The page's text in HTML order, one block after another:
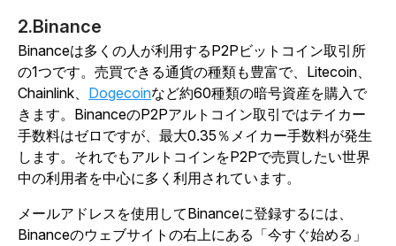
2.Binance
Binanceは多くの人が利用するP2Pビットコイン取引所
の1つです。売買できる通貨の種類も豊富で、Litecoin、
Chainlink、 Dogecoinなど約60種類の暗号資産を購入で
きます。BinanceのP2Pアルトコイン取引ではテイカー
手数料はゼロですが、最大0.35％メイカー手数料が発生
します。それでもアルトコインをP2Pで売買したい世界
中の利用者を中心に多く利用されています。
メールアドレスを使用してBinanceに登録するには、
Binanceのウェブサイトの右上にある「今すぐ始める」